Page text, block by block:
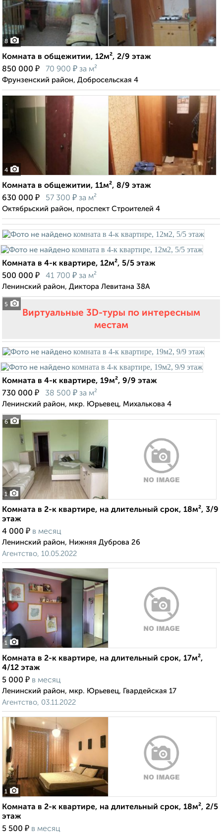
8
Комната в общежитии, 12м², 2/9 этаж
850 000 ₽ 70 900 ₽ за м²
Фрунзенский район, Добросельская 4
4
Комната в общежитии, 11м², 8/9 этаж
630 000 ₽ 57 300 ₽ за м²
Октябрьский район, проспект Строителей 4
5
Комната в 4-к квартире, 12м², 5/5 этаж
500 000 ₽ 41 700 ₽ за м²
Ленинский район, Диктора Левитана 38А
Виртуальные 3D-туры по интересным
местам
6
Комната в 4-к квартире, 19м², 9/9 этаж
730 000 ₽ 38 500 ₽ за м²
Ленинский район, мкр. Юрьевец, Михалькова 4
1
Комната в 2-к квартире, на длительный срок, 18м², 3/9
этаж
4 000 ₽ в месяц
Ленинский район, Нижняя Дуброва 26
Агентство, 10.05.2022
1
Комната в 2-к квартире, на длительный срок, 17м²,
4/12 этаж
5 000 ₽ в месяц
Ленинский район, мкр. Юрьевец, Гвардейская 17
Агентство, 03.11.2022
1
Комната в 2-к квартире, на длительный срок, 18м², 2/5
этаж
5 500 ₽ в месяц